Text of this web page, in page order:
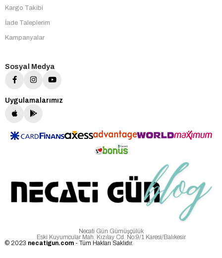
Kargo Takibi
İade Taleplerim
Kampanyalar
Sosyal Medya
Uygulamalarımız
Necati Gün Gümüşçülük
Eski Kuyumcular Mah. Kızılay Cd. No:9/1 Karesi/Balıkesir
© 2023 necatigun.com - Tüm Hakları Saklıdır.